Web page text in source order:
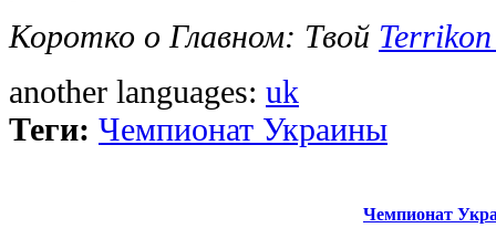
Коротко о Главном: Твой
another languages: uk
Теги: Чемпионат Украины
Чемпионат